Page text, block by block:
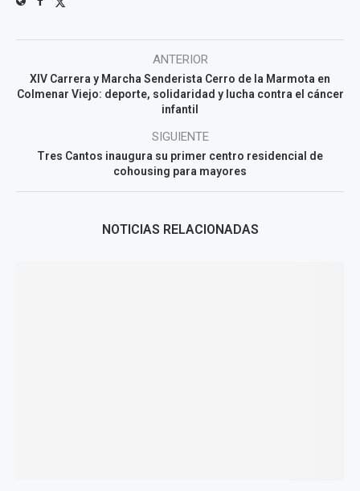
ANTERIOR
XIV Carrera y Marcha Senderista Cerro de la Marmota en
Colmenar Viejo: deporte, solidaridad y lucha contra el cáncer
infantil
SIGUIENTE
Tres Cantos inaugura su primer centro residencial de
cohousing para mayores
NOTICIAS RELACIONADAS